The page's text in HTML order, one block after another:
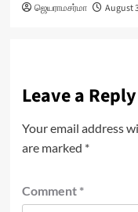
ஜெயராமசர்மா August
Leave a Reply
Your email address
are marked *
Comment *